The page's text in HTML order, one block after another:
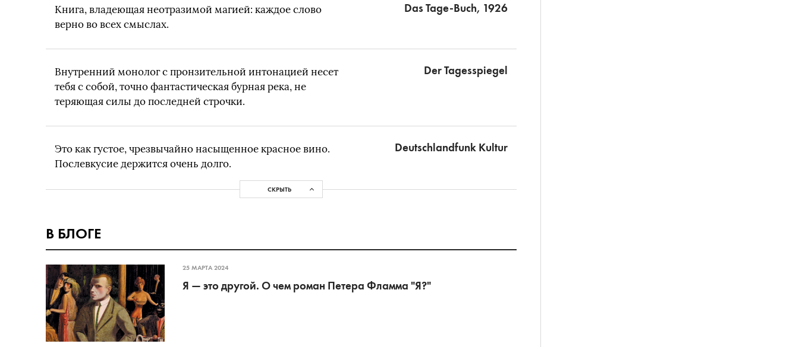
Книга, владеющая неотразимой магией: каждое слово
верно во всех смыслах.
Das Tage-Buch, 1926
Внутренний монолог с пронзительной интонацией несет
тебя с собой, точно фантастическая бурная река, не
теряющая силы до последней строчки.
Der Tagesspiegel
Это как густое, чрезвычайно насыщенное красное вино.
Послевкусие держится очень долго.
Deutschlandfunk Kultur
СКРЫТЬ
В БЛОГЕ
25 МАРТА 2024
Я — это другой. О чем роман Петера Фламма "Я?"